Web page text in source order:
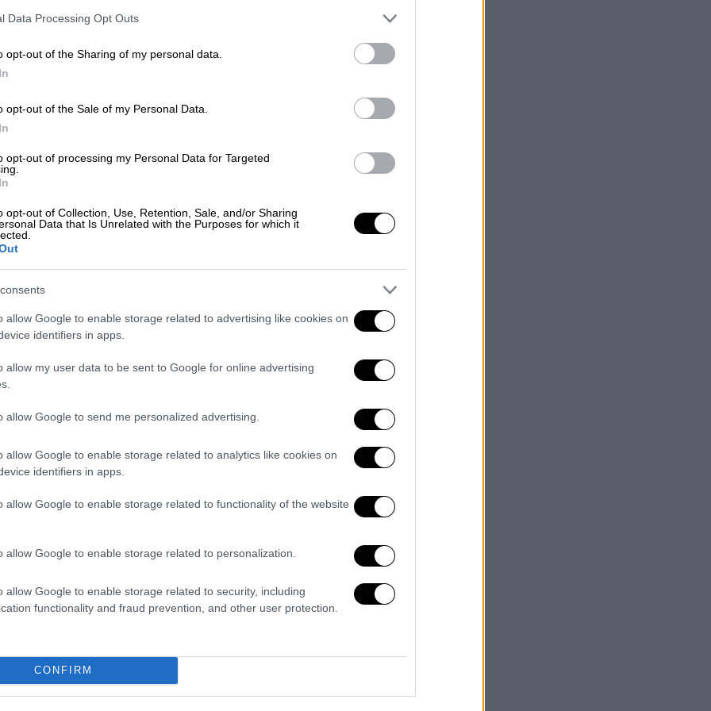
Data Processing Opt Outs
opt-out of the Sharing of my personal data.
opt-out of the Sale of my Personal Data.
opt-out of processing my Personal Data for Targeted
opt-out of Collection, Use, Retention, Sale, and/or Sharing
Data that Is Unrelated with the Purposes for which it
allow Google to enable storage related to advertising like cookies on
identifiers in apps.
allow my user data to be sent to Google for online advertising
allow Google to send me personalized advertising.
allow Google to enable storage related to analytics like cookies on
identifiers in apps.
allow Google to enable storage related to functionality of the website
allow Google to enable storage related to personalization.
allow Google to enable storage related to security, including
functionality and fraud prevention, and other user protection.
CONFIRM
για αεροπλάνα, μιλάω για τις
, και κοιτάζεις πάνω και βλέπεις
Είναι η πιο ακριβή μορφή ενέργειας, δεν
σχεδόν όλοι
να τους σταματήσεις, δεν μπορείς να
εικόνες παιδιών που
«Όλο εκείνο το μέρος είναι
χρόνια, είπαν ότι θα είχαν ειρήνη.
την εγκατέλειψε, όποιος κι αν ήταν
αλλά δεν ήταν πολύ έξυπνο πράγμα.
αλλά στην πραγματικότητα έκανε τα
γίνει. Νομίζω ότι το Ιράν φέρνεται
η Βενεζουέλα φέρνεται άσχημα με
ανθρώπους που σταματάμε στα
στη χώρα μας, η Βενεζουέλα.
περισσότερα για να αποφευχθεί ο
«Δώσαμε 60 εκατομμύρια δολάρια
το αναγνώρισε, για τρόφιμα. Είναι
να πει ευχαριστώ. Καμιά άλλη χώρα δεν
Γάζα πριν από δύο εβδομάδες… καμιά
τέλος όλο χαμόγελα αντάλλαξε μαζί
και όχι οι ανεμόμυλοι,
αρνητικά, αλλά είναι απαραίτητες
Η εγκατάστασή τους όμως πρέπει
κοινωνίες και όχι τη απουσία τους.
αλλά λειτουργούν επί 20-30 χρόνια,
και παράγουν ενέργεια φθηνότερη από
Σχετικά με τη
Λάιεν δεν τόλμησε να διορθώσει τον